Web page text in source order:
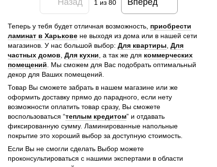
Назад 1 из 80 Вперед
Теперь у тебя будет отличная возможность, приобрести
ламинат в Харькове не выходя из дома или в нашей сети
магазинов. У нас большой выбор: Для квартиры Для
частных домов Для кухни , а так же для коммерческих
помещений . Мы сможем для Вас подобрать оптимальный
декор для Ваших помещений.
Товар Вы сможете забрать в нашем магазине или же
оформить доставку прямо до парадного, если нету
возможности оплатить товар сразу, Вы сможете
воспользоваться “теплым кредитом” и отдавать
фиксированную сумму. Ламинированные напольные
покрытие это хороший выбор за доступную стоимость.
Если Вы не смогли сделать Выбор можете
проконсультироваться с нашими экспертами в области